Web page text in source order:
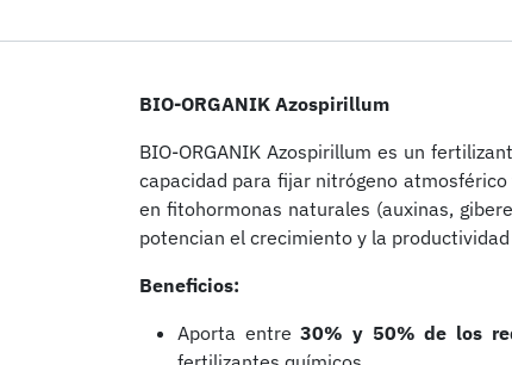
BIO-ORGANIK Azospirillum
BIO-ORGANIK Azospirillum es un
capacidad para fijar nitrógeno
en fitohormonas naturales (auxinas,
potencian el crecimiento y la
Beneficios:
Aporta entre30% y 50% de los
Inicio